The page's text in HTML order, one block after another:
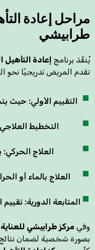
مراحل إعادة
طرابيشي
يُنفّذ برنامج إعادة التأهيل
تقدم المريض تدريجيًا نحو
التقييم الأولي:
التخطيط
العلاج
العلاج بالماء أو
المتابعة الدورية:
وفي مركز طرابيشي
بصورة شخصية لضمان نتائج